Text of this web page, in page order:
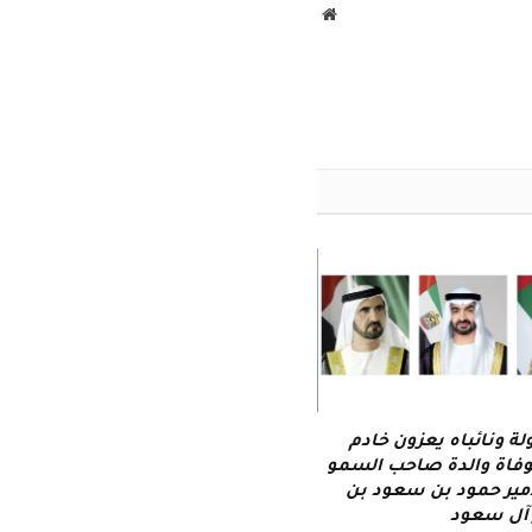
موقع
ونائباه يعزون خادم
والدة صاحب السمو
حمود بن سعود بن
آل سعود